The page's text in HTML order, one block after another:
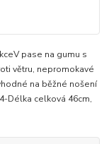
pase na gumu s
větru, nepromokavé
na běžné nošení
Délka celková 46cm,